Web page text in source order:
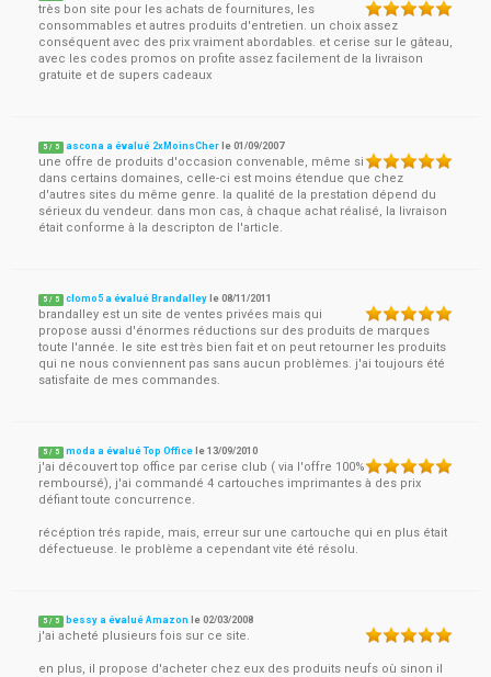
très bon site pour les achats de fournitures, les
consommables et autres produits d'entretien. un choix assez
conséquent avec des prix vraiment abordables. et cerise sur le gâteau,
avec les codes promos on profite assez facilement de la livraison
gratuite et de supers cadeaux
5 / 5 ascona a évalué 2xMoinsCher le01/09/2007
une offre de produits d'occasion convenable, même si
dans certains domaines, celle-ci est moins étendue que chez
d'autres sites du même genre. la qualité de la prestation dépend du
sérieux du vendeur. dans mon cas, à chaque achat réalisé, la livraison
était conforme à la descripton de l'article.
5 / 5 clomo5 a évalué Brandalley le08/11/2011
brandalley est un site de ventes privées mais qui
propose aussi d'énormes réductions sur des produits de marques
toute l'année. le site est très bien fait et on peut retourner les produits
qui ne nous conviennent pas sans aucun problèmes. j'ai toujours été
satisfaite de mes commandes.
5 / 5 moda a évalué Top Office le13/09/2010
j'ai découvert top office par cerise club ( via l'offre 100%
remboursé), j'ai commandé 4 cartouches imprimantes à des prix
défiant toute concurrence.
récéption trés rapide, mais, erreur sur une cartouche qui en plus était
défectueuse. le problème a cependant vite été résolu.
5 / 5 bessy a évalué Amazon le02/03/2008
j'ai acheté plusieurs fois sur ce site.
en plus, il propose d'acheter chez eux des produits neufs où sinon il